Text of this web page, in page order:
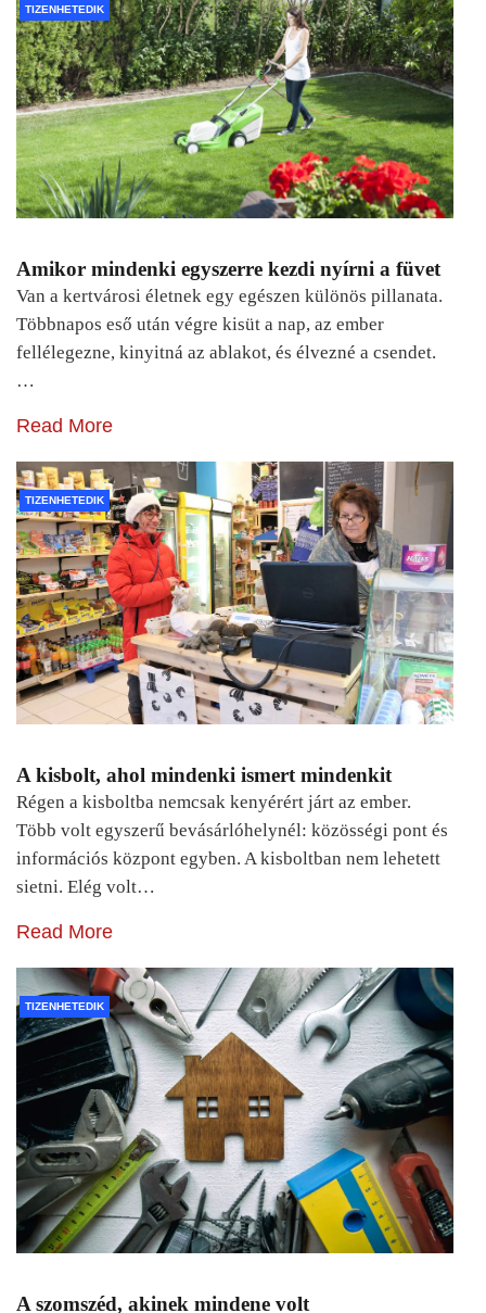
TIZENHETEDIK
Amikor mindenki egyszerre kezdi nyírni a füvet
Van a kertvárosi életnek egy egészen különös pillanata.
Többnapos eső után végre kisüt a nap, az ember
fellélegezne, kinyitná az ablakot, és élvezné a csendet.
…
Read More
TIZENHETEDIK
A kisbolt, ahol mindenki ismert mindenkit
Régen a kisboltba nemcsak kenyérért járt az ember.
Több volt egyszerű bevásárlóhelynél: közösségi pont és
információs központ egyben. A kisboltban nem lehetett
sietni. Elég volt…
Read More
TIZENHETEDIK
A szomszéd, akinek mindene volt